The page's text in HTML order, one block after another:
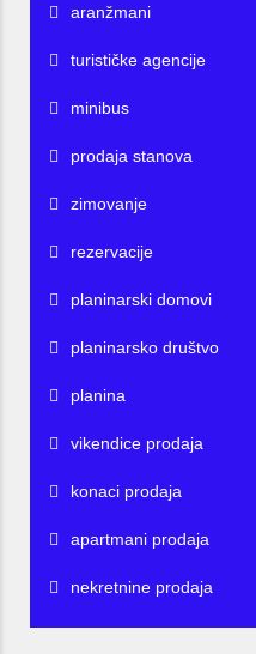
aranžmani
turističke agencije
minibus
prodaja stanova
zimovanje
rezervacije
planinarski domovi
planinarsko društvo
planina
vikendice prodaja
konaci prodaja
apartmani prodaja
nekretnine prodaja